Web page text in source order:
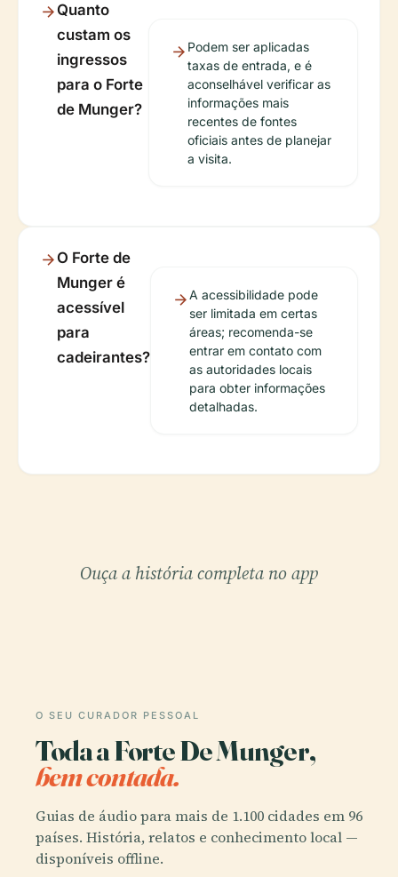
Quanto
custam os
ingressos
para o Forte
de Munger?
Podem ser aplicadas
taxas de entrada, e é
aconselhável verificar as
informações mais
recentes de fontes
oficiais antes de planejar
a visita.
O Forte de
Munger é
acessível
para
cadeirantes?
A acessibilidade pode
ser limitada em certas
áreas; recomenda-se
entrar em contato com
as autoridades locais
para obter informações
detalhadas.
Ouça a história completa no app
O SEU CURADOR PESSOAL
Toda a Forte De Munger,
bem contada.
Guias de áudio para mais de 1.100 cidades em 96
países. História, relatos e conhecimento local —
disponíveis offline.